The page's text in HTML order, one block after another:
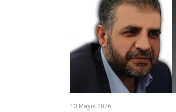
13 Mayıs 2026